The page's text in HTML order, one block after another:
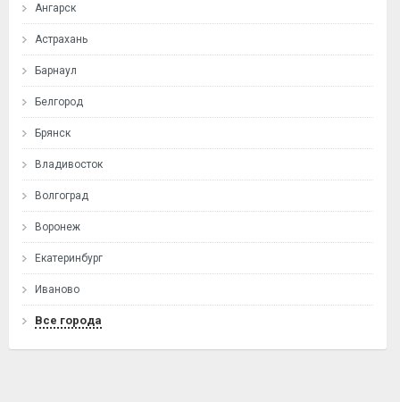
Ангарск
Астрахань
Барнаул
Белгород
Брянск
Владивосток
Волгоград
Воронеж
Екатеринбург
Иваново
Все города